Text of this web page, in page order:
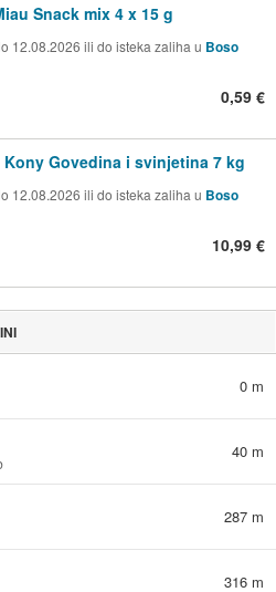
Snack mix 4 x 15 g
12.08.2026 ili do isteka zaliha u Boso
0,59 €
Kony Govedina i svinjetina 7 kg
12.08.2026 ili do isteka zaliha u Boso
10,99 €
0 m
40 m
287 m
316 m